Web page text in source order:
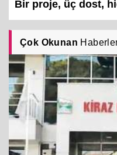
Bir proje, üç dost,
Çok Okunan